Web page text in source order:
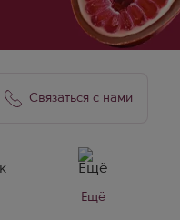
Связаться с нами
Ещё